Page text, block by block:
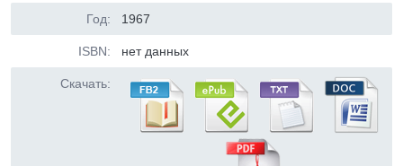
Год: 1967
ISBN: нет данных
Скачать: